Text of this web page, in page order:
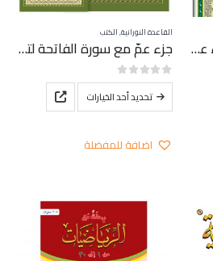
بوستر قصار السور من جزء عم مع الفاتحة
القاعدة النورانية,الكتب
جزء عمّ مع سورة الفاتحة لتعليم المبتدئين مع ال QR Code برواية ورش عن نافع من طريق الأزرق
0
out of 5
تحديد أحد الخياراتهناك
العديد
الأشكال
المنتج.
اضافة للمفضلة